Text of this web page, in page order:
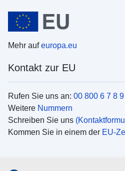
Mehr aufeuropa.eu
Kontakt zur EU
Rufen Sie uns an: 00 800 6 7 8
Weitere Nummern
Schreiben Sie uns
Kommen Sie in einem der EU-